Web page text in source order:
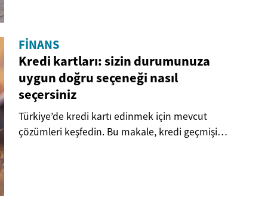
FINANS
Kredi kartları: sizin durumunuza
uygun doğru seçeneği nasıl
seçersiniz
Türkiye’de kredi kartı edinmek için mevcut
çözümleri keşfedin. Bu makale, kredi geçmişi